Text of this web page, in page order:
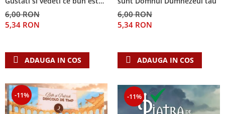
Domnul!
6,00 RON
5,34 RON
ADAUGA IN COS
6,00 RON
5,34 RON
ADAUGA IN COS
-11% -11%